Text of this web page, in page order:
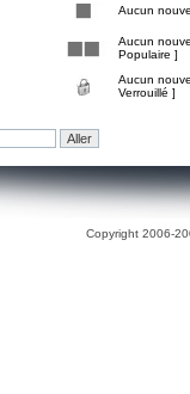
Aucun
Aucun
Populaire ]
Aucun
Verrouillé ]
Copyright 2006-